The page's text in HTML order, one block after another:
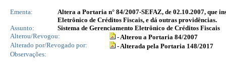
Ementa:
Altera a Portaria n° 84/2007-SEFAZ, de 02.10.2007, que
Eletrônico de Créditos Fiscais, e dá outras providências.
Assunto:
Sistema de Gerenciamento Eletrônico de Créditos Fiscais
Alterou/Revogou:
- Alterou a Portaria 84/2007
Alterado por/Revogado por:
- Alterada pela Portaria 148/2017
Observações: